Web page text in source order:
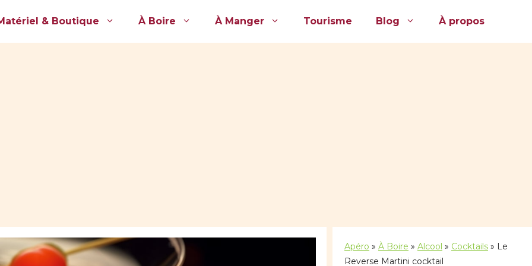
& Boutique À Boire À Manger Tourisme Blog À propos
Apéro » À Boire » Alcool » Cocktails » Le
Reverse Martini cocktail